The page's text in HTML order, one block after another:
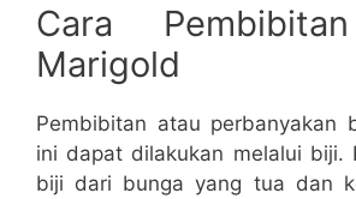
Cara
Marigold
Pembibitan atau perbanyakan
ini dapat dilakukan melalui biji.
biji dari bunga yang tua dan